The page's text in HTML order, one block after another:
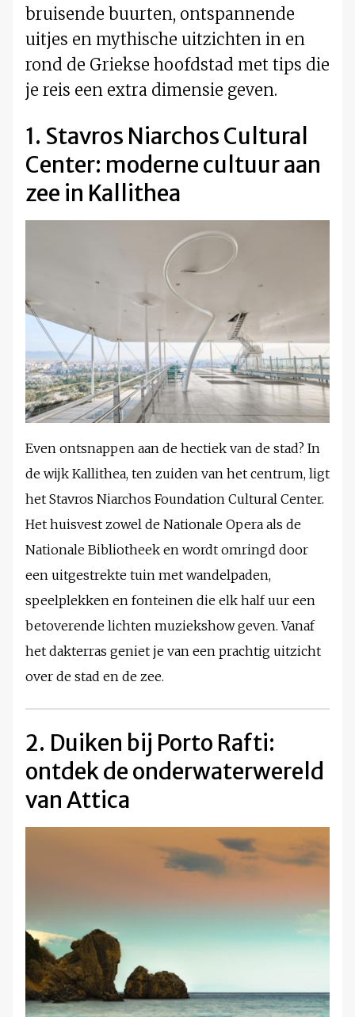
bruisende buurten, ontspannende
uitjes en mythische uitzichten in en
rond de Griekse hoofdstad met tips die
je reis een extra dimensie geven.
1. Stavros Niarchos Cultural
Center: moderne cultuur aan
zee in Kallithea
Even ontsnappen aan de hectiek van de stad? In
de wijk Kallithea, ten zuiden van het centrum, ligt
het Stavros Niarchos Foundation Cultural Center.
Het huisvest zowel de Nationale Opera als de
Nationale Bibliotheek en wordt omringd door
een uitgestrekte tuin met wandelpaden,
speelplekken en fonteinen die elk half uur een
betoverende lichten muziekshow geven. Vanaf
het dakterras geniet je van een prachtig uitzicht
over de stad en de zee.
2. Duiken bij Porto Rafti:
ontdek de onderwaterwereld
van Attica